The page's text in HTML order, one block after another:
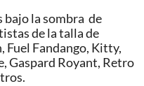
bajo la sombra de
de la talla de
Fuel Fandango, Kitty,
Gaspard Royant, Retro